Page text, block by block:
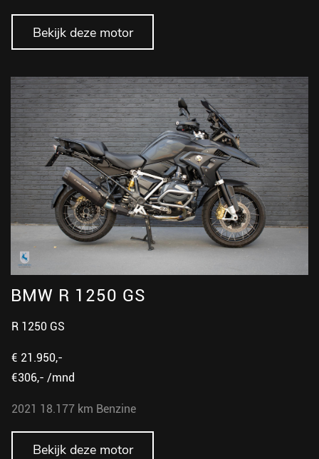
Bekijk deze motor
BMW R 1250 GS
R 1250 GS
€ 21.950,-
€306,- /mnd
2021 18.177 km Benzine
Bekijk deze motor